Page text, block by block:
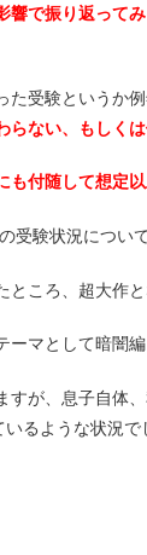
響で振り返って
た受験というか
らない、もしく
も付随して想定
受験状況につい
ころ、超大作
ーマとして暗闇
すが、息子自体
るような状況で